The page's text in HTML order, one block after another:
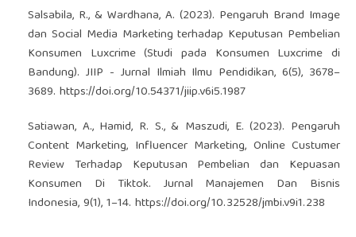
Salsabila, R., & Wardhana, A. (2023). Pengaruh Brand Image
dan Social Media Marketing terhadap Keputusan Pembelian
Konsumen Luxcrime (Studi pada Konsumen Luxcrime di
Bandung). JIIP - Jurnal Ilmiah Ilmu Pendidikan, 6(5), 3678–
3689. https://doi.org/10.54371/jiip.v6i5.1987
Satiawan, A., Hamid, R. S., & Maszudi, E. (2023). Pengaruh
Content Marketing, Influencer Marketing, Online Custumer
Review Terhadap Keputusan Pembelian dan Kepuasan
Konsumen Di Tiktok. Jurnal Manajemen Dan Bisnis
Indonesia, 9(1), 1–14. https://doi.org/10.32528/jmbi.v9i1.238